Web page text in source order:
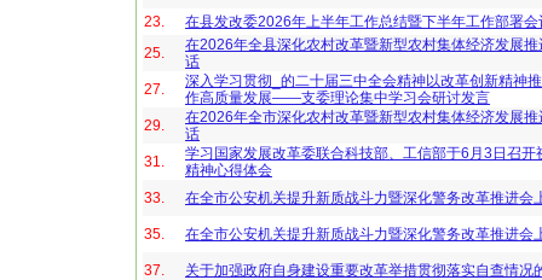
23.
在县发改委2026年上半年工作总结暨下半年工作部署
25.
在2026年全县深化农村改革暨新型农村集体经济发展
话
27.
深入学习贯彻_的二十届三中全会精神以改革创新精神
作高质量发展——支委理论集中学习会研讨发言
29.
在2026年全市深化农村改革暨新型农村集体经济发展
话
31.
学习国家发展改革委联合科技部、工信部于6月3日召开
精神心得体会
33.
在全市公安机关提升新质战斗力暨深化警务改革推进会
35. 在全市公安机关提升新质战斗力暨深化警务改革推进会
37.
关于加强政府自身建设重要改革举措贯彻落实自查情况